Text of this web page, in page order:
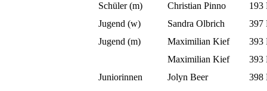
Schüler (m)
Christian Pinno
193
Jugend (w)
Sandra Olbrich
397
Jugend (m)
Maximilian Kief
393
Maximilian Kief
393
Juniorinnen
Jolyn Beer
398